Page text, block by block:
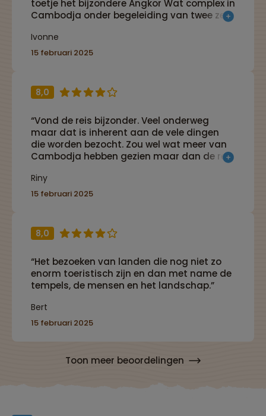
toetje het bijzondere Angkor Wat complex in
Cambodja onder begeleiding van twee zeer
mr Ley en reisbegeleider Maarten die
samen alles in goede banen leiden. De
waarde. De kleine busjes in het noorden een
goede oplossing ivm de slechte wegen.”
Ivonne
15 februari 2025
8,0
“Vond de reis bijzonder. Veel onderweg
maar dat is inherent aan de vele dingen
die worden bezocht. Zou wel wat meer van
Cambodja hebben gezien maar dan de reis
Riny
15 februari 2025
8,0
“Het bezoeken van landen die nog niet zo
enorm toeristisch zijn en dan met name de
tempels, de mensen en het landschap.”
Bert
15 februari 2025
Toon meer beoordelingen